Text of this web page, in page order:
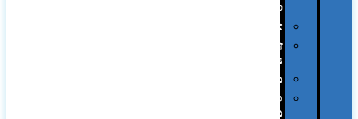
פלסטיק
אוזניות
זכרונות
ניידים
מפצלים
סביבת
מחשב